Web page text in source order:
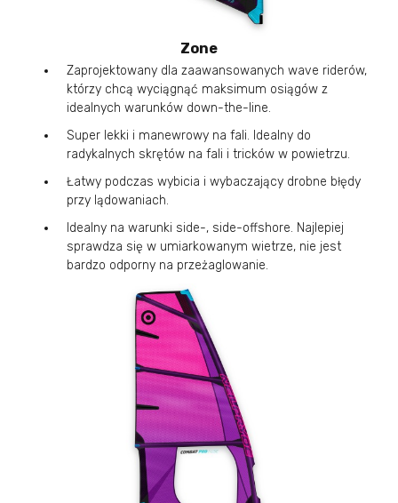
Zone
Zaprojektowany dla zaawansowanych wave riderów,
którzy chcą wyciągnąć maksimum osiągów z
idealnych warunków down-the-line.
Super lekki i manewrowy na fali. Idealny do
radykalnych skrętów na fali i tricków w powietrzu.
Łatwy podczas wybicia i wybaczający drobne błędy
przy lądowaniach.
Idealny na warunki side-, side-offshore. Najlepiej
sprawdza się w umiarkowanym wietrze, nie jest
bardzo odporny na przeżaglowanie.